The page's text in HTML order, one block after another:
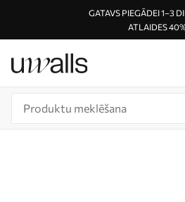
GATAVS PIEGĀDEI 1–3
ATLAIDES